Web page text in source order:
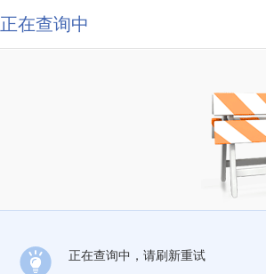
正在查询中
正在查询中，请刷新重试